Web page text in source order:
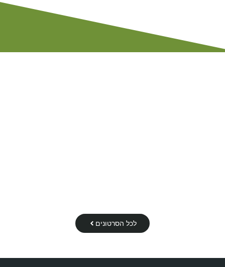
לכל הסרטונים